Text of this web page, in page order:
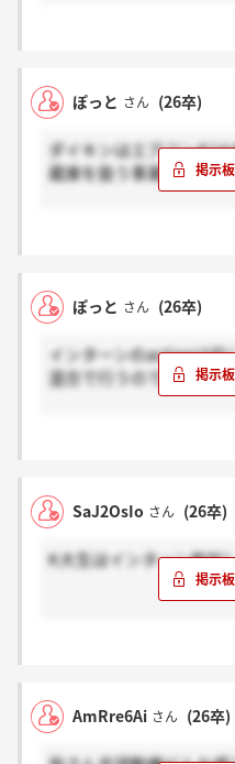
ぽっと さん (26卒)
ダイキンはエアコンだ
蔵庫を扱う事業や化学事
ぽっと さん (26卒)
インターンのactionは珍
混合で行うので楽しいよ
SaJ2OsIo さん (26卒)
K大生はインターン参加
AmRre6Ai さん (26卒)